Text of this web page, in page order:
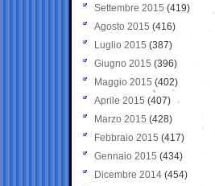
Settembre 2015 (419)
Agosto 2015 (416)
Luglio 2015 (387)
Giugno 2015 (396)
Maggio 2015 (402)
Aprile 2015 (407)
Marzo 2015 (428)
Febbraio 2015 (417)
Gennaio 2015 (434)
Dicembre 2014 (454)